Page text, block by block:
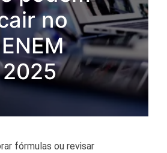
no
ENEM
2025
fórmulas ou revisar